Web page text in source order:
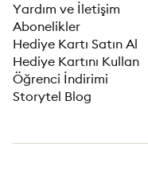
Yardım ve İletişim
Abonelikler
Hediye Kartı Satın Al
Hediye Kartını Kullan
Öğrenci İndirimi
Storytel Blog